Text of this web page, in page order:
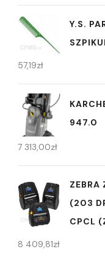
Y.S.
57,19zł
947.0
7 313,00zł
(203
CPCL
8 409,81zł